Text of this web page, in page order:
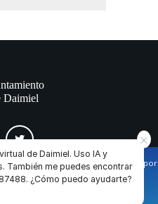
COOKIES CONTACTO
terceros para facilitar la navegación por
de la navegación de los usuarios.
en nuestrapolítica de cookies
en el botón de “Aceptar”, o bien
de Daimiel. Uso IA y
También me puedes encontrar
¿Cómo puedo ayudarte?